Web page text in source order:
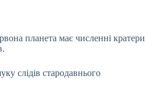
планета має численні кратери
слідів стародавнього